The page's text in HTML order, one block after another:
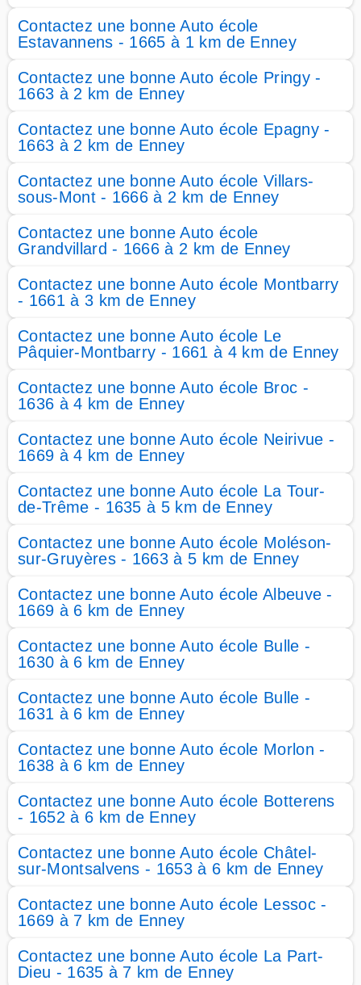
Contactez une bonne Auto école
Estavannens - 1665 à 1 km de Enney
Contactez une bonne Auto école Pringy -
1663 à 2 km de Enney
Contactez une bonne Auto école Epagny -
1663 à 2 km de Enney
Contactez une bonne Auto école Villars-
sous-Mont - 1666 à 2 km de Enney
Contactez une bonne Auto école
Grandvillard - 1666 à 2 km de Enney
Contactez une bonne Auto école Montbarry
- 1661 à 3 km de Enney
Contactez une bonne Auto école Le
Pâquier-Montbarry - 1661 à 4 km de Enney
Contactez une bonne Auto école Broc -
1636 à 4 km de Enney
Contactez une bonne Auto école Neirivue -
1669 à 4 km de Enney
Contactez une bonne Auto école La Tour-
de-Trême - 1635 à 5 km de Enney
Contactez une bonne Auto école Moléson-
sur-Gruyères - 1663 à 5 km de Enney
Contactez une bonne Auto école Albeuve -
1669 à 6 km de Enney
Contactez une bonne Auto école Bulle -
1630 à 6 km de Enney
Contactez une bonne Auto école Bulle -
1631 à 6 km de Enney
Contactez une bonne Auto école Morlon -
1638 à 6 km de Enney
Contactez une bonne Auto école Botterens
- 1652 à 6 km de Enney
Contactez une bonne Auto école Châtel-
sur-Montsalvens - 1653 à 6 km de Enney
Contactez une bonne Auto école Lessoc -
1669 à 7 km de Enney
Contactez une bonne Auto école La Part-
Dieu - 1635 à 7 km de Enney